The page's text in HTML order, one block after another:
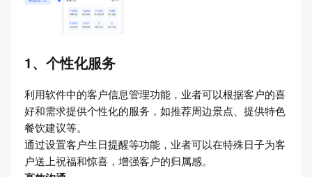
1、个性化服务
利用软件中的客户信息管理功能，业者可以根据客户的喜
好和需求提供个性化的服务，如推荐周边景点、提供特色
餐饮建议等。
通过设置客户生日提醒等功能，业者可以在特殊日子为客
户送上祝福和惊喜，增强客户的归属感。